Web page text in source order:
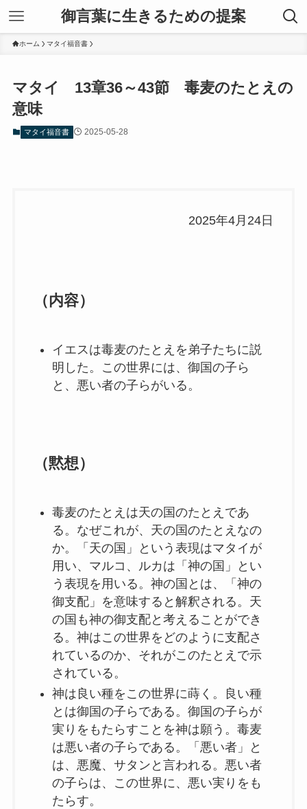
御言葉に生きるための提案
ホーム マタイ福音書
マタイ 13章36～43節 毒麦のたとえの
意味
マタイ福音書 2025-05-28
2025年4月24日
（内容）
イエスは毒麦のたとえを弟子たちに説
明した。この世界には、御国の子ら
と、悪い者の子らがいる。
（黙想）
毒麦のたとえは天の国のたとえであ
る。なぜこれが、天の国のたとえなの
か。「天の国」という表現はマタイが
用い、マルコ、ルカは「神の国」とい
う表現を用いる。神の国とは、「神の
御支配」を意味すると解釈される。天
の国も神の御支配と考えることができ
る。神はこの世界をどのように支配さ
れているのか、それがこのたとえで示
されている。
神は良い種をこの世界に蒔く。良い種
とは御国の子らである。御国の子らが
実りをもたらすことを神は願う。毒麦
は悪い者の子らである。「悪い者」と
は、悪魔、サタンと言われる。悪い者
の子らは、この世界に、悪い実りをも
たらす。